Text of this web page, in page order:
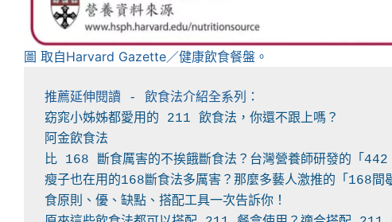
圖 取自Harvard Gazette／健康飲食餐盤。
比 168 斷食厲害的不挨餓斷食法？台灣營養師研發的「442
瘦子也在用的168斷食法多厲害？那麼多藝人激推的「168間